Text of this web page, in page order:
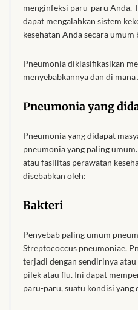
menginfeksi paru-paru Anda.
dapat mengalahkan sistem
kesehatan Anda secara umum
Pneumonia diklasifikasikan
menyebabkannya dan di
Pneumonia yang
Pneumonia yang didapat
pneumonia yang paling
atau fasilitas perawatan
disebabkan oleh:
Bakteri
Penyebab paling umum
Streptococcus pneumoniae.
terjadi dengan sendirinya
pilek atau flu. Ini dapat
paru-paru, suatu kondisi